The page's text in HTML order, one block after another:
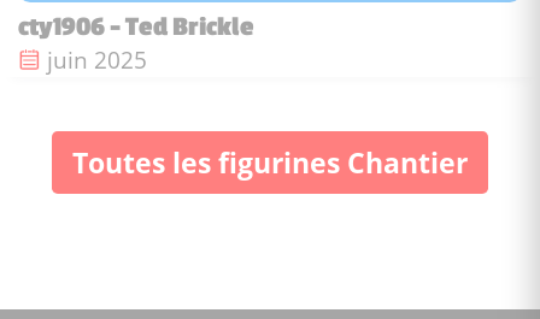
cty1906 - Ted Brickle
Date de sortie :
juin 2025
Toutes les figurines Chantier